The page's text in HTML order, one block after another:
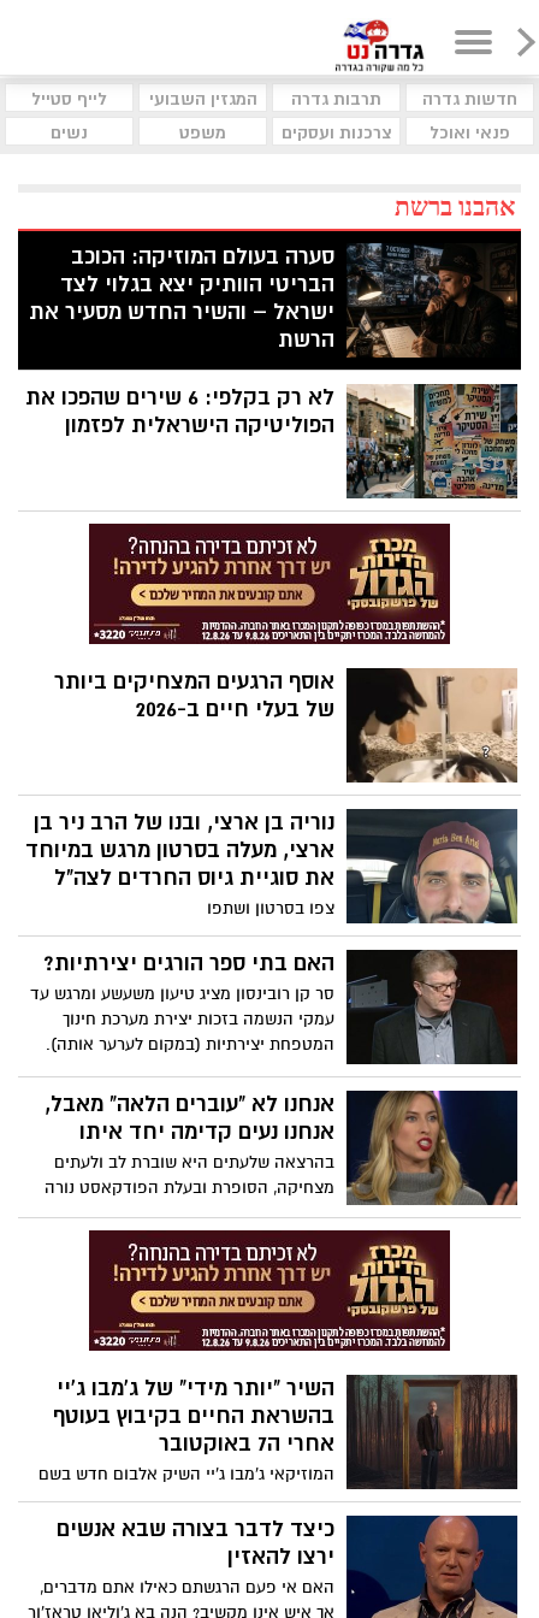
חדשות גדרה תרבות גדרה המגזין השבועי
לייף סטייל
פנאי ואוכל
צרכנות ועסקים משפט נשים
אהבנו ברשת
סערה בעולם המוזיקה: הכוכב
הבריטי הוותיק יצא בגלוי לצד
ישראל – והשיר החדש מסעיר את
הרשת
מי שהיה אליל נעורים בשנות השמונים ושיתף
פעולה עם מתופף יהודי חוטף חיצים מורעלים
של ביקורת לאחר ששחרר סינגל חדש שמזכיר
לא רק בקלפי: 6 שירים שהפכו את
הפוליטיקה הישראלית לפזמון
אוסף הרגעים המצחיקים ביותר
של בעלי חיים ב-2026
נוריה בן ארצי, ובנו של הרב ניר בן
ארצי, מעלה בסרטון מרגש במיוחד
את סוגיית גיוס החרדים לצה"ל
צפו בסרטון ושתפו
האם בתי ספר הורגים יצירתיות?
סר קן רובינסון מציג טיעון משעשע ומרגש עד
עמקי הנשמה בזכות יצירת מערכת חינוך
המטפחת יצירתיות (במקום לערער אותה).
אנחנו לא "עוברים הלאה" מאבל,
אנחנו נעים קדימה יחד איתו
בהרצאה שלעתים היא שוברת לב ולעתים
מצחיקה, הסופרת ובעלת הפודקאסט נורה
מקלנרי חולקת את חכמת החיים שלה. הגישה
הכנה שלה למשהו שעתיד, אם נודה בזה,
להשפיע על כונלו, היא משחררת כמו שהיא
קורעת לב. באופן מלא השראה היא מעודדת
אותנו להתאים את איך שאנחנו מתייחסים
לאבל. "אדם אבל הולך לצחוק שוב ולחייך
אבל זה לא אומר שהם התקדמו הלאה".
השיר "יותר מידי" של ג'מבו ג'יי
בהשראת החיים בקיבוץ בעוטף
אחרי ה7 באוקטובר
המוזיקאי ג'מבו ג'יי השיק אלבום חדש בשם
"הכל טוב", הזמין בכל פלטפורמות
הסטרימינג. האלבום נכתב לאחר חזרתו
לקיבוץ בעוטף עזה, שמונה חודשים לאחר
באוקטובר. לדבריו, תהליך היצירה החל רק
כיצד לדבר בצורה שבא אנשים
ירצו להאזין
האם אי פעם הרגשתם כאילו אתם מדברים,
אך איש אינו מקשיב? הנה בא ג'וליאן טראז'ור